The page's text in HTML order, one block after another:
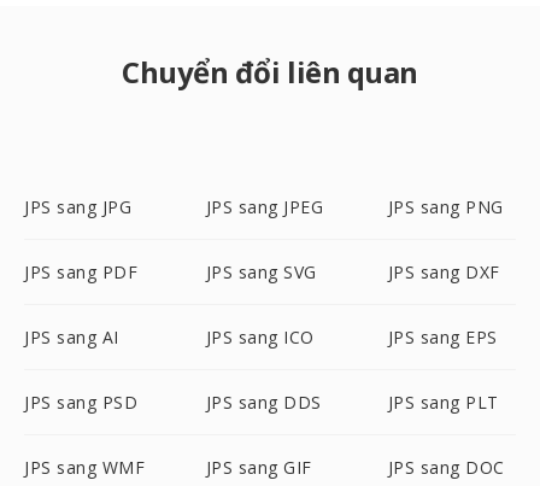
Chuyển đổi liên quan
JPS sang JPG JPS sang JPEG JPS sang PNG
JPS sang PDF JPS sang SVG JPS sang DXF
JPS sang AI JPS sang ICO JPS sang EPS
JPS sang PSD JPS sang DDS JPS sang PLT
JPS sang WMF JPS sang GIF JPS sang DOC